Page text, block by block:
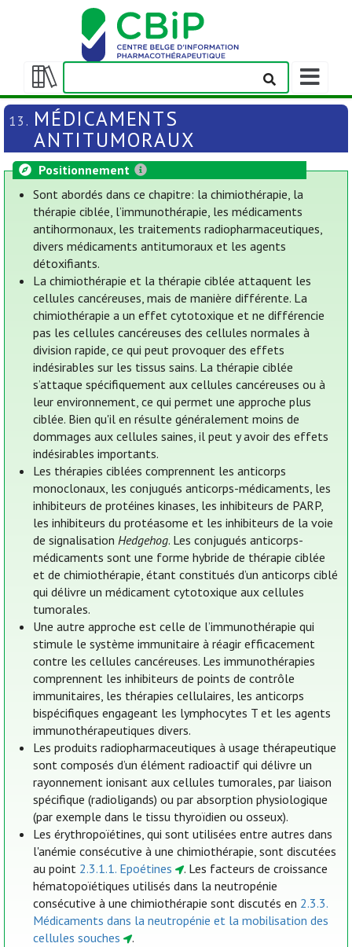
Afficher/masquer
la
table
des
matières
Afficher/
la
barre
13. MÉDICAMENTS
ANTITUMORAUX
Positionnement
Sont abordés dans ce chapitre: la chimiothérapie, la
thérapie ciblée, l’immunothérapie, les médicaments
antihormonaux, les traitements radiopharmaceutiques,
divers médicaments antitumoraux et les agents
détoxifiants.
La chimiothérapie et la thérapie ciblée attaquent les
cellules cancéreuses, mais de manière différente. La
chimiothérapie a un effet cytotoxique et ne différencie
pas les cellules cancéreuses des cellules normales à
division rapide, ce qui peut provoquer des effets
indésirables sur les tissus sains. La thérapie ciblée
s’attaque spécifiquement aux cellules cancéreuses ou à
leur environnement, ce qui permet une approche plus
ciblée. Bien qu'il en résulte généralement moins de
dommages aux cellules saines, il peut y avoir des effets
indésirables importants.
Les thérapies ciblées comprennent les anticorps
monoclonaux, les conjugués anticorps-médicaments, les
inhibiteurs de protéines kinases, les inhibiteurs de PARP,
les inhibiteurs du protéasome et les inhibiteurs de la voie
de signalisationHedgehog. Les conjugués anticorps-
médicaments sont une forme hybride de thérapie ciblée
et de chimiothérapie, étant constitués d’un anticorps ciblé
qui délivre un médicament cytotoxique aux cellules
tumorales.
Une autre approche est celle de l’immunothérapie qui
stimule le système immunitaire à réagir efficacement
contre les cellules cancéreuses. Les immunothérapies
comprennent les inhibiteurs de points de contrôle
immunitaires, les thérapies cellulaires, les anticorps
bispécifiques engageant les lymphocytes T et les agents
immunothérapeutiques divers.
Les produits radiopharmaceutiques à usage thérapeutique
sont composés d’un élément radioactif qui délivre un
rayonnement ionisant aux cellules tumorales, par liaison
spécifique (radioligands) ou par absorption physiologique
(par exemple dans le tissu thyroïdien ou osseux).
Les érythropoïétines, qui sont utilisées entre autres dans
l'anémie consécutive à une chimiothérapie, sont discutées
au point 2.3.1.1. Epoétines
. Les facteurs de croissance
hématopoïétiques utilisés dans la neutropénie
consécutive à une chimiothérapie sont discutés en 2.3.3.
Médicaments dans la neutropénie et la mobilisation des
cellules souches
.